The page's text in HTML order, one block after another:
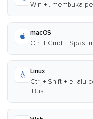
Win + . membuka
macOS
Ctrl + Cmd + Spasi
Linux
Ctrl + Shift + e lalu
IBus